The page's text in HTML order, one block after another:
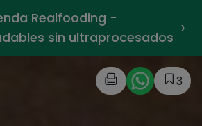
Realfooding -
sin ultraprocesados ›
3